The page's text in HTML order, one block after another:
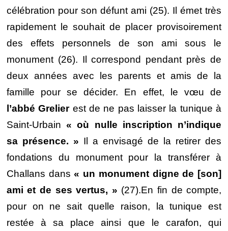
célébration pour son défunt ami (25). Il émet très
rapidement le souhait de placer provisoirement
des effets personnels de son ami sous le
monument (26). Il correspond pendant près de
deux années avec les parents et amis de la
famille pour se décider. En effet, le vœu de
l’abbé Grelierest de ne pas laisser la tunique à
Saint-Urbain« où nulle inscription n’indique
sa présence. » Il a envisagé de la retirer des
fondations du monument pour la transférer à
Challans dans« un monument digne de [son]
ami et de ses vertus, » (27).En fin de compte,
pour on ne sait quelle raison, la tunique est
restée à sa place ainsi que le carafon, qui